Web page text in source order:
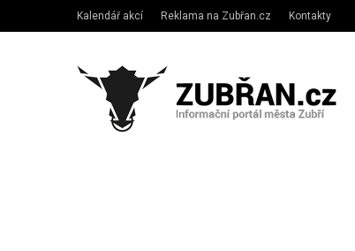
Kalendář akcí Reklama na Zubřan.cz Kontakty